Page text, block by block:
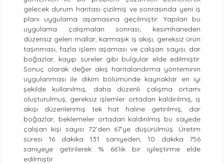
gelecek durum haritası çizilmiş ve sonrasında yeni iş
planı uygulama aşamasına geçilmiştir. Yapılan bu
uygulama çalışmaları sonrası; kesimhaneden
düzensiz gelen mallar, karmaşık iş akışı, gereksiz ürün
taşınması, fazla işlem aşaması ve çalışan sayısı, dar
boğazlar, kayıp süreler gibi bulgular elde edilmiştir.
Sonuç olarak değer akış haritalandırma yönteminin
uygulanması ile dikim bölümünde kaynaklar en iyi
şekilde kullanılmış, daha düzenli çalışma ortamı
oluşturulmuş, gereksiz işlemler ortadan kaldırılmış, iş
akışı düzenlenmiş tek hat haline getirilmiş, dar
boğazlar, beklemeler ortadan kaldırılmış bu sayede
çalışan kişi sayısı 72’den 67’ye düşürülmüş. Üretim
süresi 16 dakika 131 saniyeden, 10 dakika 756
saniyeye getirilerek % 66’lık bir iyileştirme elde
edilmiştir